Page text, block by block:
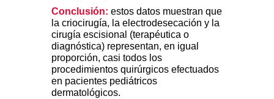
Conclusión: estos datos muestran que
la criocirugía, la electrodesecación y la
cirugía escisional (terapéutica o
diagnóstica) representan, en igual
proporción, casi todos los
procedimientos quirúrgicos efectuados
en pacientes pediátricos
dermatológicos.